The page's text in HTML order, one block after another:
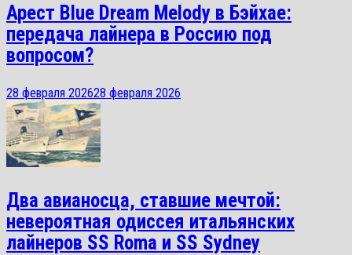
Арест Blue Dream Melody в Бэйхае:
передача лайнера в Россию под
вопросом?
28 февраля 202628 февраля 2026
Два авианосца, ставшие мечтой:
невероятная одиссея итальянских
лайнеров SS Roma и SS Sydney